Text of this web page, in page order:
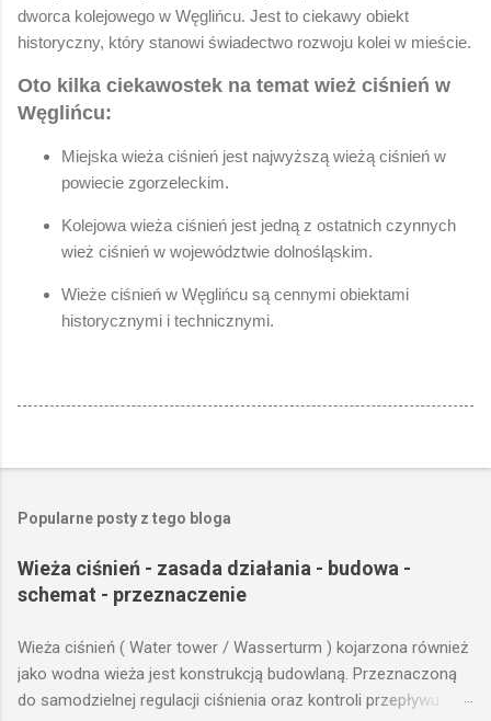
dworca kolejowego w Węglińcu. Jest to ciekawy obiekt
historyczny, który stanowi świadectwo rozwoju kolei w mieście.
Oto kilka ciekawostek na temat wież ciśnień w
Węglińcu:
Miejska wieża ciśnień jest najwyższą wieżą ciśnień w
powiecie zgorzeleckim.
Kolejowa wieża ciśnień jest jedną z ostatnich czynnych
wież ciśnień w województwie dolnośląskim.
Wieże ciśnień w Węglińcu są cennymi obiektami
historycznymi i technicznymi.
Popularne posty z tego bloga
Wieża ciśnień - zasada działania - budowa -
schemat - przeznaczenie
Wieża ciśnień ( Water tower / Wasserturm ) kojarzona również
jako wodna wieża jest konstrukcją budowlaną. Przeznaczoną
do samodzielnej regulacji ciśnienia oraz kontroli przepływu